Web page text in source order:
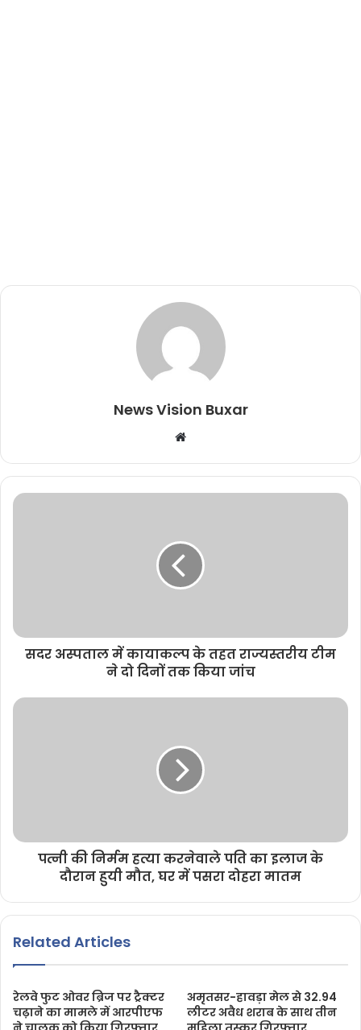
News Vision Buxar
b
s
e
सदर अस्पताल में कायाकल्प के तहत राज्यस्तरीय टीम
ने दो दिनों तक किया जांच
पत्नी की निर्मम हत्या करनेवाले पति का इलाज के
दौरान हुयी मौत, घर में पसरा दोहरा मातम
Related Articles
रेलवे फुट ओवर ब्रिज पर ट्रैक्टर
चढ़ाने का मामले में आरपीएफ
अमृतसर-हावड़ा मेल से 32.94
लीटर अवैध शराब के साथ तीन